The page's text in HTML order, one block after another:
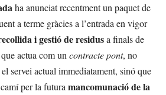
ha anunciat recentment un paquet de
a terme gràcies a l’entrada en vigor
i gestió de residusa finals de
actua com un contracte pont, no
servei actual immediatament, sinó que
per la futura mancomunació de la